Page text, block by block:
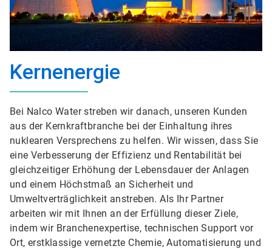
Kernenergie
Bei Nalco Water streben wir danach, unseren Kunden
aus der Kernkraftbranche bei der Einhaltung ihres
nuklearen Versprechens zu helfen. Wir wissen, dass Sie
eine Verbesserung der Effizienz und Rentabilität bei
gleichzeitiger Erhöhung der Lebensdauer der Anlagen
und einem Höchstmaß an Sicherheit und
Umweltverträglichkeit anstreben. Als Ihr Partner
arbeiten wir mit Ihnen an der Erfüllung dieser Ziele,
indem wir Branchenexpertise, technischen Support vor
Ort, erstklassige vernetzte Chemie, Automatisierung und